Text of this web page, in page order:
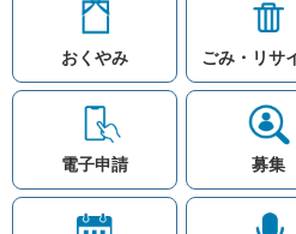
知りたい情報を検索
注目ワード
おくやみ ごみ・リサ
電子申請 募集
お問い合わせ
このホームページ
プライバシーポリシー